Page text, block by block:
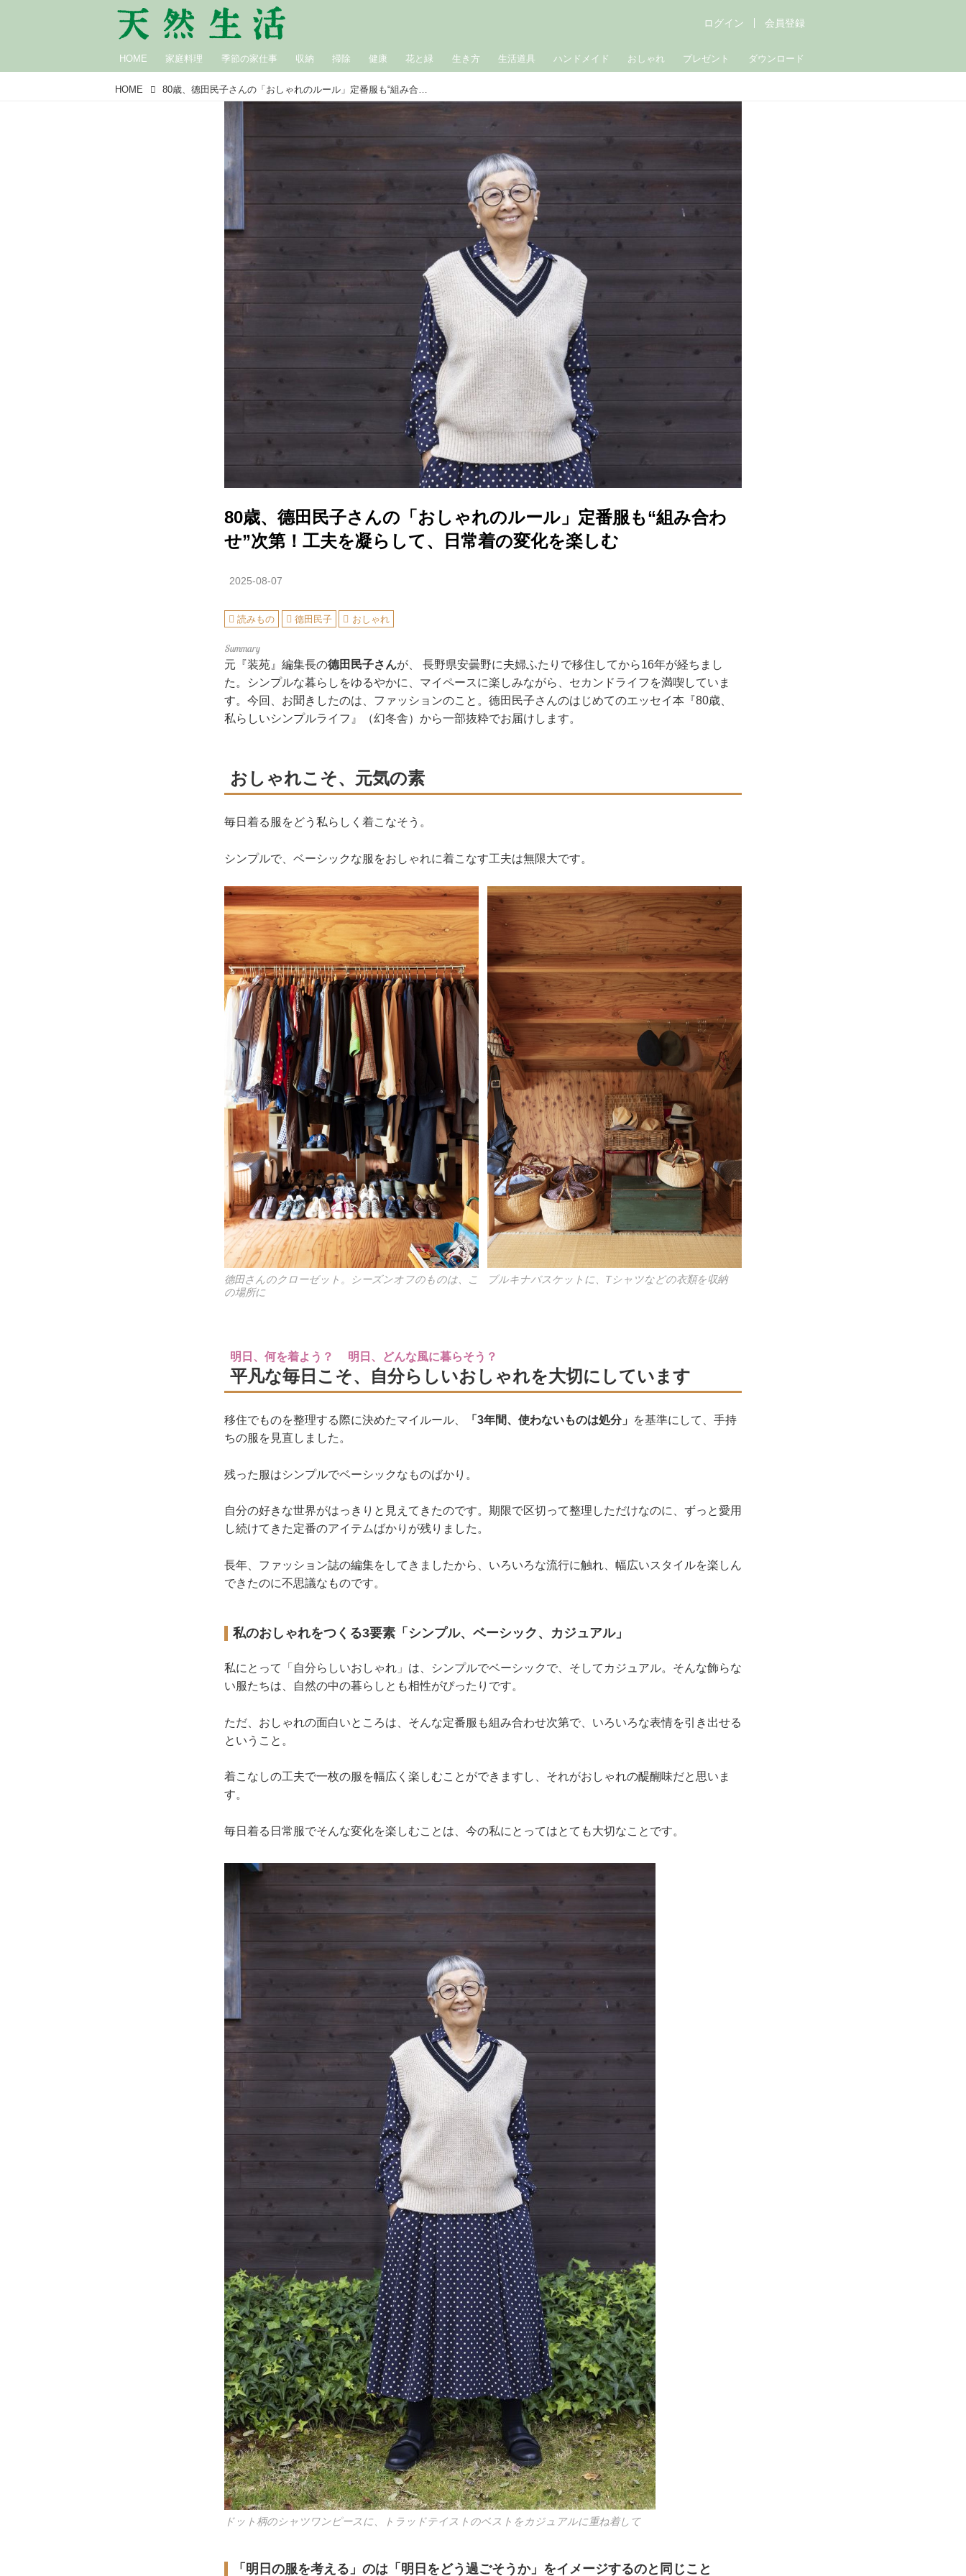
HOME 家庭料理 季節の家仕事 収納 掃除 健康 花と緑 生き方 生活道具 ハンドメイド おしゃれ プレゼント ダウンロード
ログイン 会員登録
HOME 80歳、德田民子さんの「おしゃれのルール」定番服も“組み合わせ”次第！工夫を凝らして、日常着の変化を楽しむ
80歳、德田民子さんの「おしゃれのルール」定番服も“組み合わ
せ”次第！工夫を凝らして、日常着の変化を楽しむ
2025-08-07
読みもの 德田民子 おしゃれ
元『装苑』編集長の德田民子さんが、 長野県安曇野に夫婦ふたりで移住してから16年が経ちまし
た。シンプルな暮らしをゆるやかに、マイペースに楽しみながら、セカンドライフを満喫していま
す。今回、お聞きしたのは、ファッションのこと。德田民子さんのはじめてのエッセイ本『80歳、
私らしいシンプルライフ』（幻冬舎）から一部抜粋でお届けします。
おしゃれこそ、元気の素
毎日着る服をどう私らしく着こなそう。
シンプルで、ベーシックな服をおしゃれに着こなす工夫は無限大です。
德田さんのクローゼット。シーズンオフのものは、こ
の場所に
ブルキナバスケットに、Tシャツなどの衣類を収納
明日、何を着よう？ 明日、どんな風に暮らそう？
平凡な毎日こそ、自分らしいおしゃれを大切にしています
移住でものを整理する際に決めたマイルール、 「3年間、使わないものは処分」
を基準にして、手持
ちの服を見直しました。
残った服はシンプルでベーシックなものばかり。
自分の好きな世界がはっきりと見えてきたのです。期限で区切って整理しただけなのに、ずっと愛用
し続けてきた定番のアイテムばかりが残りました。
長年、ファッション誌の編集をしてきましたから、いろいろな流行に触れ、幅広いスタイルを楽しん
できたのに不思議なものです。
私のおしゃれをつくる3要素「シンプル、ベーシック、カジュアル」
私にとって「自分らしいおしゃれ」は、シンプルでベーシックで、そしてカジュアル。そんな飾らな
い服たちは、自然の中の暮らしとも相性がぴったりです。
ただ、おしゃれの面白いところは、そんな定番服も組み合わせ次第で、いろいろな表情を引き出せる
ということ。
着こなしの工夫で一枚の服を幅広く楽しむことができますし、それがおしゃれの醍醐味だと思いま
す。
毎日着る日常服でそんな変化を楽しむことは、今の私にとってはとても大切なことです。
ドット柄のシャツワンピースに、トラッドテイストのベストをカジュアルに重ね着して
「明日の服を考える」のは「明日をどう過ごそうか」をイメージするのと同じこと